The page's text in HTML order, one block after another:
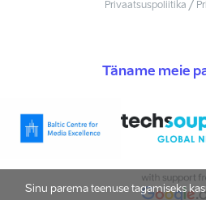
Privaatsuspoliitika /
Täname meie
Sinu parema teenuse tagamiseks